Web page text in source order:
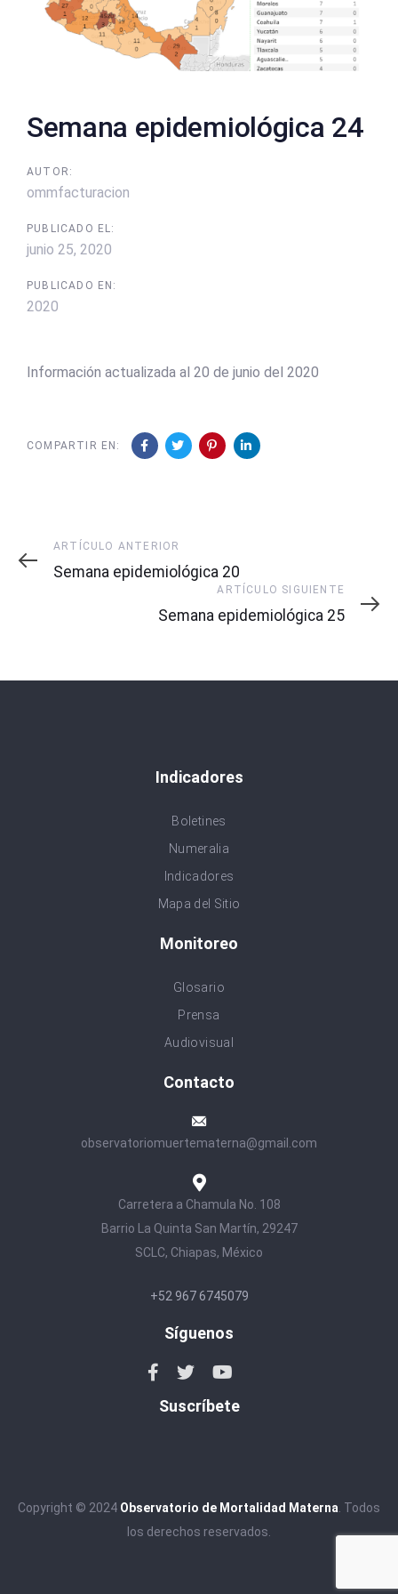
Semana epidemiológica 24
AUTOR:
ommfacturacion
PUBLICADO EL:
junio 25, 2020
PUBLICADO EN:
2020
Información actualizada al 20 de junio del 2020
COMPARTIR EN:
Artículo
Anterior
ARTÍCULO ANTERIOR
Semana epidemiológica 20
Siguiente
ARTÍCULO SIGUIENTE
Semana epidemiológica 25
Indicadores
Boletines
Numeralia
Indicadores
Mapa del Sitio
Monitoreo
Glosario
Prensa
Audiovisual
Contacto
observatoriomuertematerna@gmail.com
Carretera a Chamula No. 108
Barrio La Quinta San Martín, 29247
SCLC, Chiapas, México
+52 967 6745079
Síguenos
Suscríbete
Copyright © 2024 Observatorio de Mortalidad Materna . Todos
los derechos reservados.